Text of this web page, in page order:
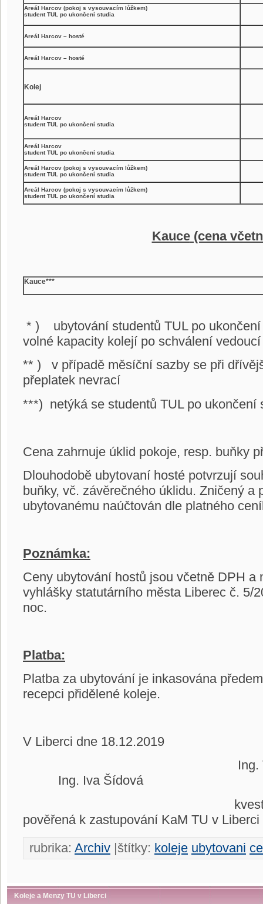
Areál Harcov (pokoj s vysouvacím lůžkem)
student TUL po ukončení studia
Areál Harcov – hosté
Areál Harcov – hosté
Kolej
Areál Harcov
student TUL po ukončení studia
Areál Harcov
student TUL po ukončení studia
Areál Harcov (pokoj s vysouvacím lůžkem)
student TUL po ukončení studia
Areál Harcov (pokoj s vysouvacím lůžkem)
student TUL po ukončení studia
Kauce(cena
Kauce***
* ) ubytování studentů TUL po ukončení
volné kapacity kolejí po schválení
** ) v případě měsíční sazby se při
přeplatek nevrací
***) netýká se studentů TUL po ukončení
Cena zahrnuje úklid pokoje, resp. buňky
Dlouhodobě ubytovaní hosté potvrzují
buňky, vč. závěrečného úklidu. Zničený a
ubytovanému naúčtován dle platného
Poznámka:
Ceny ubytování hostů jsou včetně DPH a
vyhlášky statutárního města Liberec č. 5/
noc.
Platba:
Platba za ubytování je inkasována
recepci přidělené koleje.
V Liberci dne
Ing.
Ing. Iva Šídová
kvestor TU
pověřená k zastupování KaM TU v Liberci
rubrika: Archiv |štítky: koleje ubytovani
Koleje a Menzy TU v Liberci